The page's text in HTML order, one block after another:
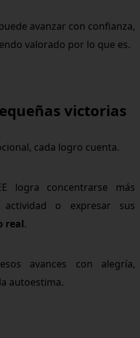
avanzar con confianza,
valorado por lo que es.
victorias
cada logro cuenta.
logra concentrarse más
o expresar sus
real.
avances con alegría,
autoestima.